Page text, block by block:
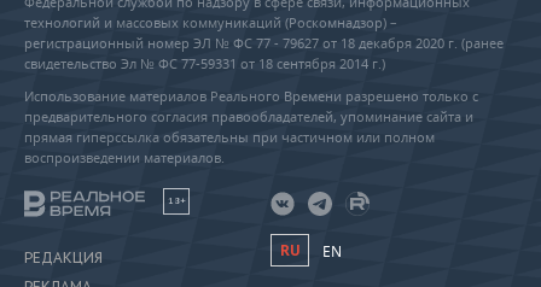
технологий и массовых коммуникаций (Роскомнадзор) –
регистрационный номер ЭЛ № ФС 77 - 79627 от 18 декабря 2020 г. (ранее
свидетельство Эл № ФС 77-59331 от 18 сентября 2014 г.)
Использование материалов Реального Времени разрешено только с
предварительного согласия правообладателей, упоминание сайта и
прямая гиперссылка обязательны при частичном или полном
воспроизведении материалов.
18+
РЕДАКЦИЯ
RU EN